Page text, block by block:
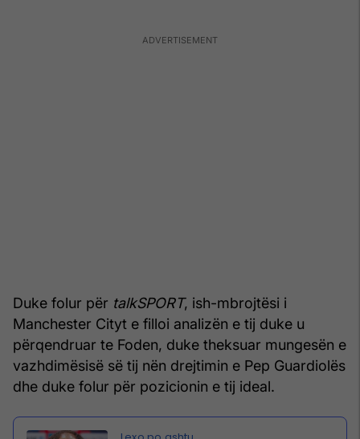
Duke folur për talkSPORT, ish-mbrojtësi i
Manchester Cityt e filloi analizën e tij duke u
përqendruar te Foden, duke theksuar mungesën e
vazhdimësisë së tij nën drejtimin e Pep Guardiolës
dhe duke folur për pozicionin e tij ideal.